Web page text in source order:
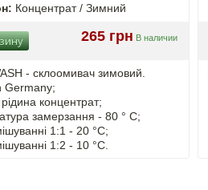
Концентрат / Зимний
265 грн В наличии
- cклоомивач зимовий.
Germany;
концентрат;
замерзання - 80 ° C;
1:1 - 20 °C;
1:2 - 10 °C.